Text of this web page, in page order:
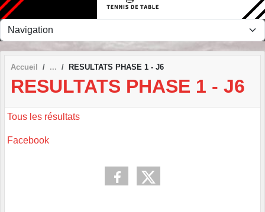
Accueil RESULTATS PHASE 1 - J6
RESULTATS PHASE 1 - J6
Tous les résultats
Facebook